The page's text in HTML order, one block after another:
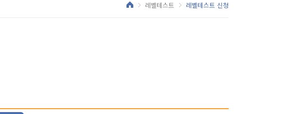
레벨테스트 레벨테스트 신청